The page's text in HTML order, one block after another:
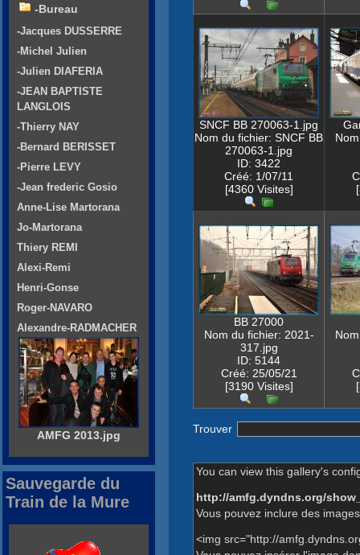
SNCF BB 270063-1.jpg
Nom du fichier: SNCF BB
270063-1.jpg
ID: 3422
Créé: 1/07/11
[4360 Visites]
BB 27000
Nom du fichier: 2021-
317.jpg
ID: 5144
Créé: 25/05/21
[3190 Visites]
Trouver
You can view this gallery's
http://amfg.dyndns.org/
Vous pouvez inclure des
<img src="http://
-Bureau
-Jacques DUSSERRE
-Michel Julien
-Julien DIAFERIA
-JEAN BAPTISTE
LANGLOIS
-Thierry NAY
-Bernard BERISSET
-Pierre LEVY
-Jean frederic Gosio
Anne-Lise Martorana
Jo-Martorana
Thiery REMI
Alexi-Remi
Henri-Gonse
Roger-NAVARO
Alexandre-RADMACHER
AMFG 2013.jpg
Sauvegarde du
Train de la Mure